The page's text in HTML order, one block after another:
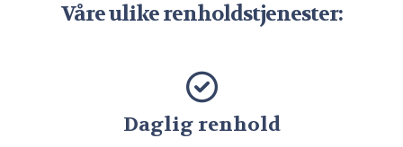
Våre ulike renholdstjenester:
Daglig renhold